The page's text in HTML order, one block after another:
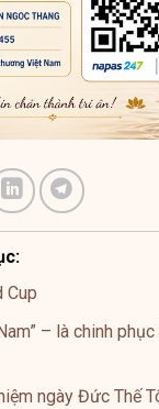
Cup
– là chinh
ngày Đức Thế